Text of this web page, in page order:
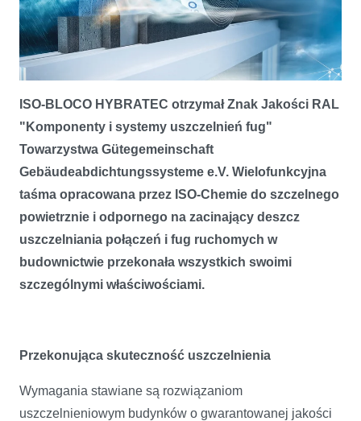
Taśma wielofunkcyjna ISO-BLOCO HYBRATEC wyróżniona znakiem
ISO-BLOCO HYBRATEC otrzymał Znak Jakości RAL
"Komponenty i systemy uszczelnień fug"
Towarzystwa Gütegemeinschaft
Gebäudeabdichtungssysteme e.V. Wielofunkcyjna
taśma opracowana przez ISO-Chemie do szczelnego
powietrznie i odpornego na zacinający deszcz
uszczelniania połączeń i fug ruchomych w
budownictwie przekonała wszystkich swoimi
szczególnymi właściwościami.
Przekonująca skuteczność uszczelnienia
Wymagania stawiane są rozwiązaniom
uszczelnieniowym budynków o gwarantowanej jakości